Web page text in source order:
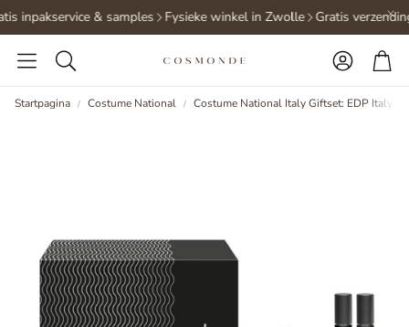
inpakservice & samples Fysieke winkel in Zwolle Gratis
Zoeken
Startpagina Costume National Costume National Italy Giftset: EDP Italy